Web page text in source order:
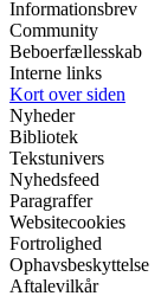
Informationsbrev
Community
Beboerfællesskab
Interne links
Kort over siden
Nyheder
Bibliotek
Tekstunivers
Nyhedsfeed
Paragraffer
Websitecookies
Fortrolighed
Ophavsbeskyttelse
Aftalevilkår